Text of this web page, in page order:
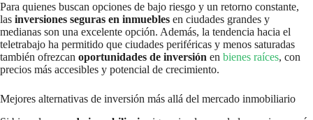
Para quienes buscan opciones de bajo riesgo y un retorno constante,
las inversiones seguras en inmuebles en ciudades grandes y
medianas son una excelente opción. Además, la tendencia hacia el
teletrabajo ha permitido que ciudades periféricas y menos saturadas
también ofrezcan oportunidades de inversión en bienes raíces, con
precios más accesibles y potencial de crecimiento.
Mejores alternativas de inversión más allá del mercado inmobiliario